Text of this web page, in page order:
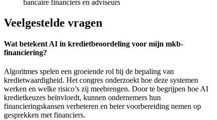
bancaire financiers en adviseurs
Veelgestelde vragen
Wat betekent AI in kredietbeoordeling voor mijn mkb-
financiering?
Algoritmes spelen een groeiende rol bij de bepaling van
kredietwaardigheid. Het congres onderzoekt hoe deze systemen
werken en welke risico’s zij meebrengen. Door te begrijpen hoe AI
kredietkeuzes beïnvloedt, kunnen ondernemers hun
financieringskansen verbeteren en beter voorbereiding nemen op
gesprekken met financiers.